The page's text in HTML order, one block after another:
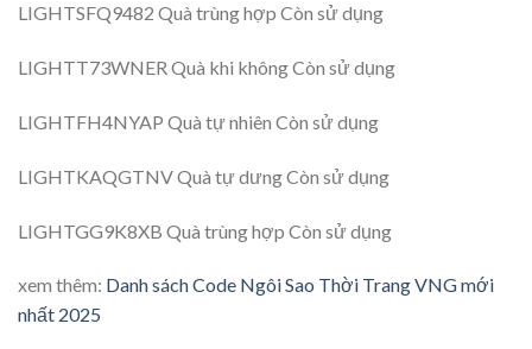
LIGHTSFQ9482 Quà trùng hợp Còn sử dụng
LIGHTT73WNER Quà khi không Còn sử dụng
LIGHTFH4NYAP Quà tự nhiên Còn sử dụng
LIGHTKAQGTNV Quà tự dưng Còn sử dụng
LIGHTGG9K8XB Quà trùng hợp Còn sử dụng
xem thêm: Danh sách Code Ngôi Sao Thời Trang VNG mới
nhất 2025